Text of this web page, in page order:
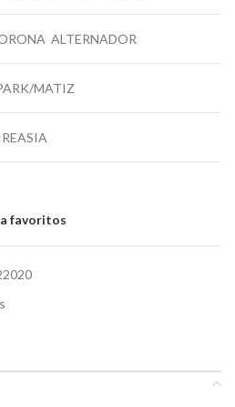
ALTERNADOR
MATIZ
favoritos